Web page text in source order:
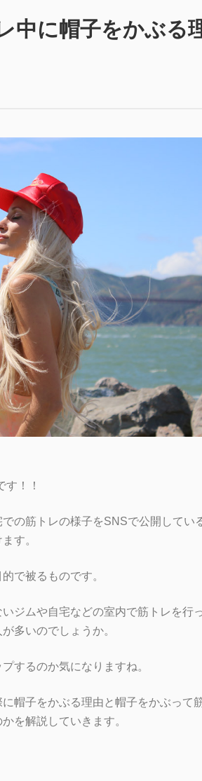
中に帽子をかぶる
す！！
の筋トレの様子をSNSで公開してい
す。
で被るものです。
ジムや自宅などの室内で筋トレを行
多いのでしょうか。
するのか気になりますね。
帽子をかぶる理由と帽子をかぶって
を解説していきます。